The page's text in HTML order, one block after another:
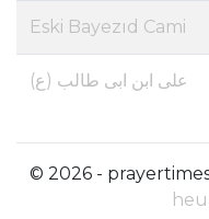
Eski Bayezıd Cami
علی ابن ابی طالب (ع)
© 2026 -